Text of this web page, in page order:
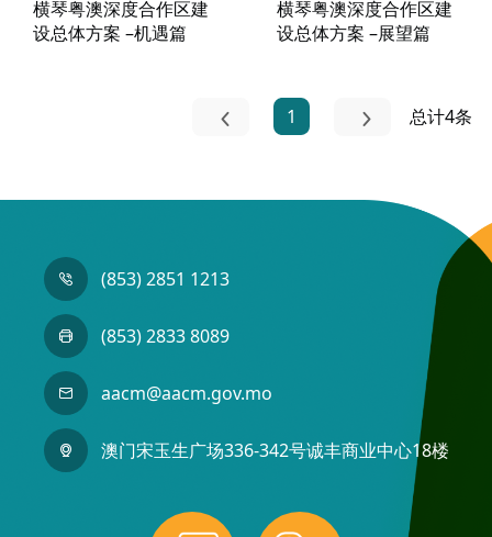
横琴粤澳深度合作区建
设总体方案 –机遇篇
横琴粤澳深度合作区建
设总体方案 –展望篇
1 总计4条
(853) 2851 1213
(853) 2833 8089
aacm@aacm.gov.mo
澳门宋玉生广场336-342号诚丰商业中心18楼